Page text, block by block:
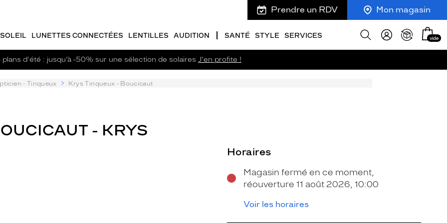
Prendre un RDV Mon magasin
LUNETTES CONNECTÉES LENTILLES AUDITION SANTÉ STYLE SERVICES
Afficher
Mon
panier
vide
plans d'été : jusqu’à -50% sur une sélection de solaires J'en profite !
- Tinqueux Krys Tinqueux - Boucicaut
- KRYS
Horaires
Magasin fermé en ce moment,
réouverture 11 août 2026, 10:00
Voir les horaires